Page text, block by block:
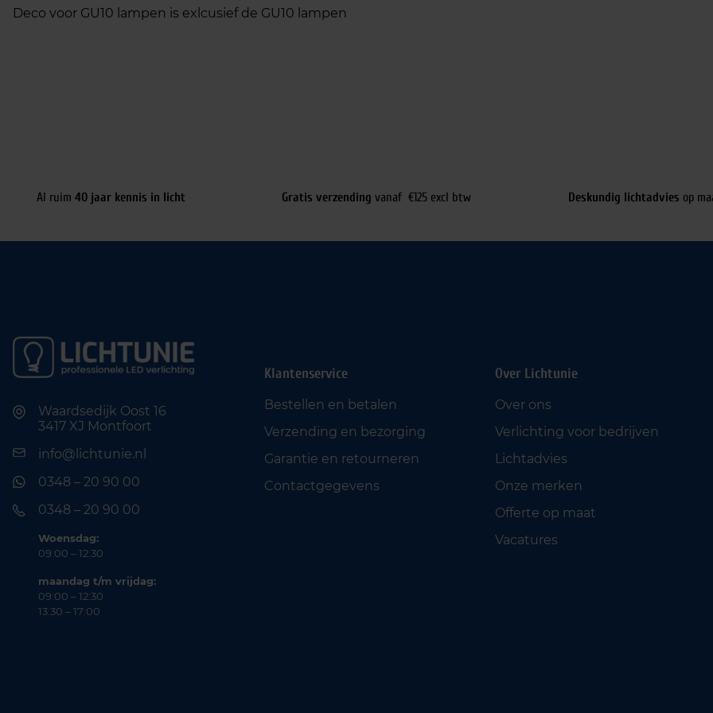
Deco voor GU10 lampen is exlcusief de GU10 lampen
Al ruim 40 jaar kennis in licht Gratis verzending vanaf €125 excl btw Deskundig lichtadvies op
Waardsedijk Oost 16
3417 XJ Montfoort
info@lichtunie.nl
0348 – 20 90 00
0348 – 20 90 00
Woensdag:
09:00 – 12:30
maandag t/m vrijdag:
09:00 – 12:30
13:30 – 17:00
Klantenservice
Bestellen en betalen
Verzending en bezorging
Garantie en retourneren
Contactgegevens
Over Lichtunie
Over ons
Verlichting voor bedrijven
Lichtadvies
Onze merken
Offerte op maat
Vacatures